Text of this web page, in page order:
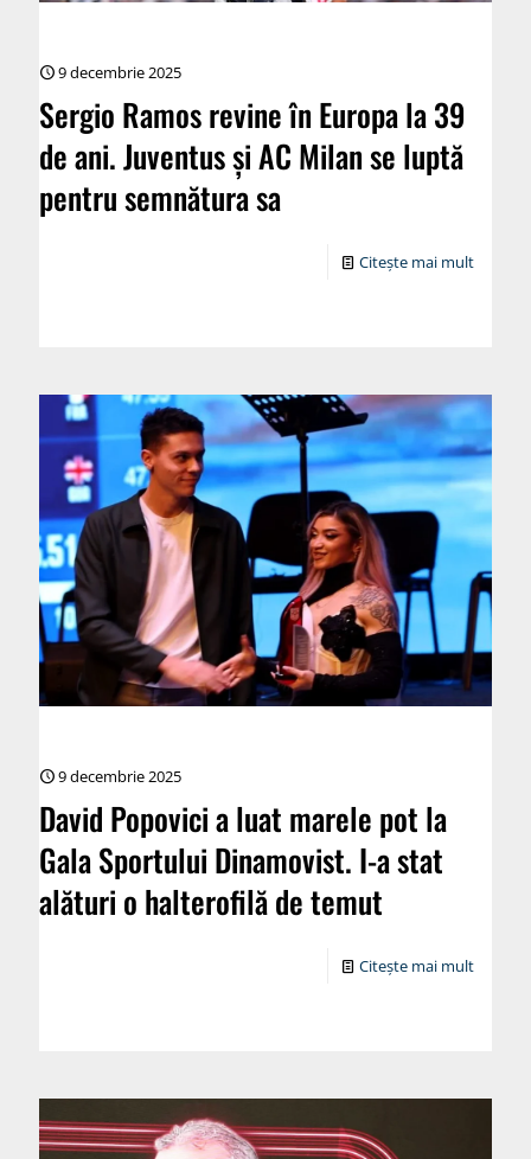
9 decembrie 2025
Sergio Ramos revine în Europa la 39
de ani. Juventus și AC Milan se luptă
pentru semnătura sa
Citește mai mult
9 decembrie 2025
David Popovici a luat marele pot la
Gala Sportului Dinamovist. I-a stat
alături o halterofilă de temut
Citește mai mult